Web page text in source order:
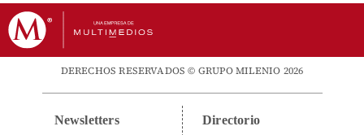
DERECHOS RESERVADOS © GRUPO MILENIO 2026
Newsletters Directorio